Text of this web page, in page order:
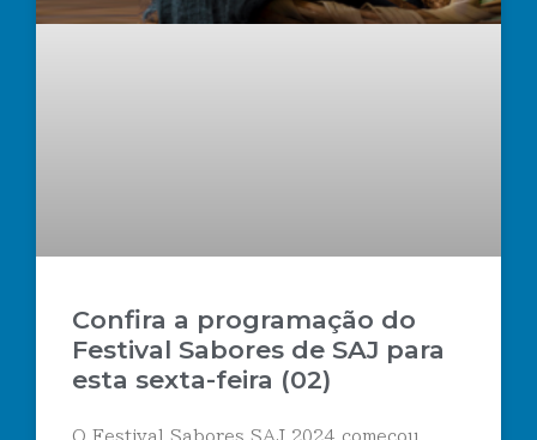
Confira a programação do
Festival Sabores de SAJ para
esta sexta-feira (02)